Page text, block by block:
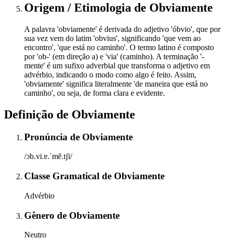
Origem / Etimologia de Obviamente
A palavra 'obviamente' é derivada do adjetivo 'óbvio', que por
sua vez vem do latim 'obvius', significando 'que vem ao
encontro', 'que está no caminho'. O termo latino é composto
por 'ob-' (em direção a) e 'via' (caminho). A terminação '-
mente' é um sufixo adverbial que transforma o adjetivo em
advérbio, indicando o modo como algo é feito. Assim,
'obviamente' significa literalmente 'de maneira que está no
caminho', ou seja, de forma clara e evidente.
Definição de Obviamente
Pronúncia de Obviamente
/ɔb.vi.ɐ.ˈmẽ.tʃi/
Classe Gramatical de Obviamente
Advérbio
Gênero de Obviamente
Neutro